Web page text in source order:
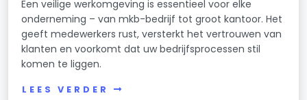
Een veilige werkomgeving is essentieel voor elke
onderneming – van mkb-bedrijf tot groot kantoor. Het
geeft medewerkers rust, versterkt het vertrouwen van
klanten en voorkomt dat uw bedrijfsprocessen stil
komen te liggen.
LEES VERDER